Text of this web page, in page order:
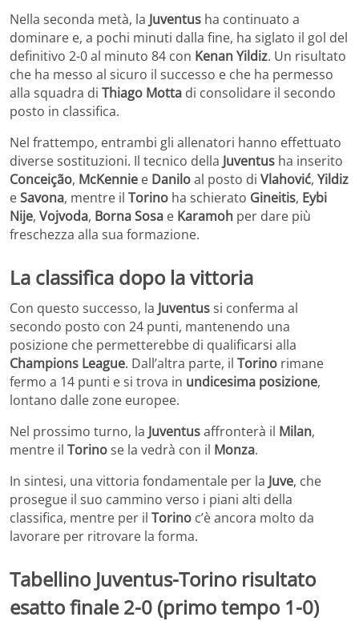
Nella seconda metà, la Juventus ha continuato a
dominare e, a pochi minuti dalla fine, ha siglato il gol del
definitivo 2-0 al minuto 84 con Kenan Yildiz. Un risultato
che ha messo al sicuro il successo e che ha permesso
alla squadra di Thiago Motta di consolidare il secondo
posto in classifica.
Nel frattempo, entrambi gli allenatori hanno effettuato
diverse sostituzioni. Il tecnico della Juventus ha inserito
Conceição, McKennie e Daniloal posto di Vlahović, Yildiz
eSavona, mentre il Torino ha schierato Gineitis, Eybi
Nije, Vojvoda, Borna Sosa e Karamoh per dare più
freschezza alla sua formazione.
La classifica dopo la vittoria
Con questo successo, la Juventussi conferma al
secondo posto con 24 punti, mantenendo una
posizione che permetterebbe di qualificarsi alla
Champions League. Dall’altra parte, il Torino rimane
fermo a 14 punti e si trova in undicesima posizione,
lontano dalle zone europee.
Nel prossimo turno, la Juventusaffronterà il Milan,
mentre il Torinose la vedrà con il Monza.
In sintesi, una vittoria fondamentale per la Juve, che
prosegue il suo cammino verso i piani alti della
classifica, mentre per il Torino c’è ancora molto da
lavorare per ritrovare la forma.
Tabellino Juventus-Torino risultato
esatto finale 2-0 (primo tempo 1-0)